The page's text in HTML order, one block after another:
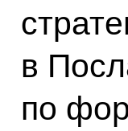
в
по